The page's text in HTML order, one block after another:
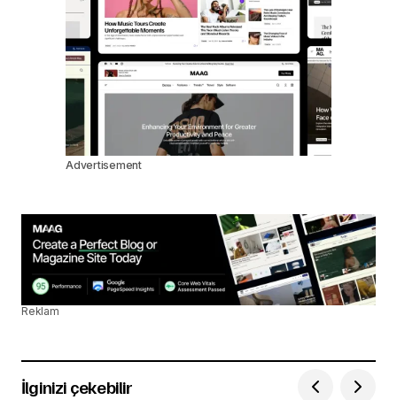
Advertisement
Reklam
İlginizi çekebilir